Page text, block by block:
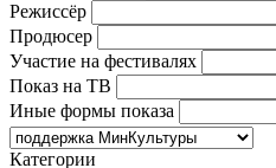
Режиссёр
Продюсер
Участие на фестивалях
Показ на ТВ
Иные формы показа
Категории